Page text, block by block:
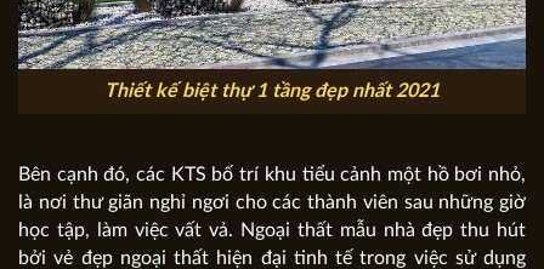
Thiết kế biệt thự 1 tầng đẹp nhất 2021
Bên cạnh đó, các KTS bố trí khu tiểu cảnh một hồ bơi nhỏ,
là nơi thư giãn nghỉ ngơi cho các thành viên sau những giờ
học tập, làm việc vất vả. Ngoại thất mẫu nhà đẹp thu hút
bởi vẻ đẹp ngoại thất hiện đại tinh tế trong việc sử dụng